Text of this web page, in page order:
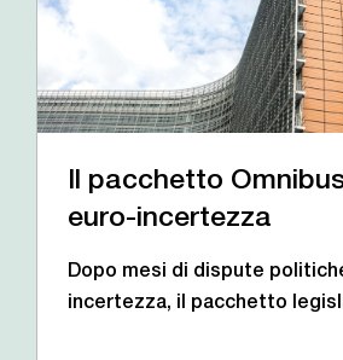
Il pacchetto
euro-incertezza
Dopo mesi di dispute
incertezza, il pacchetto